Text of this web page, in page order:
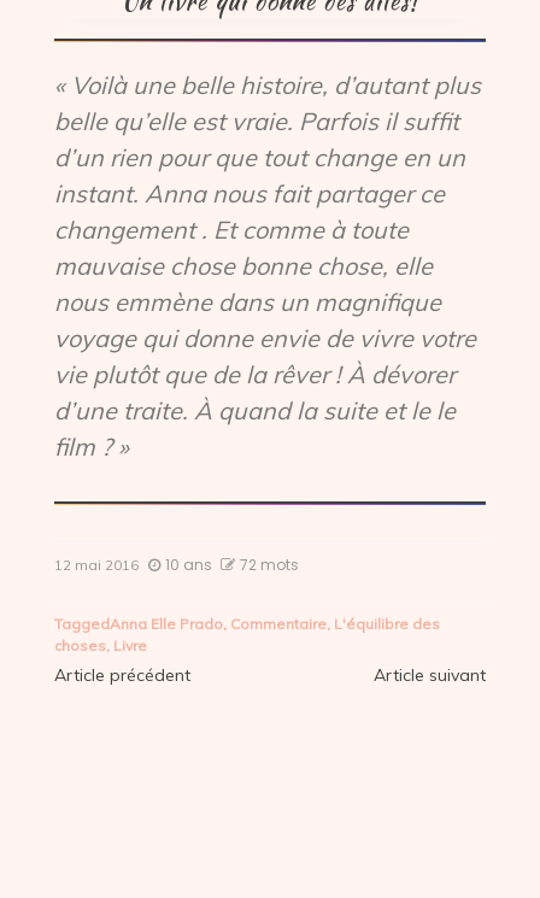
« Voilà une belle histoire, d’autant plus
belle qu’elle est vraie. Parfois il suffit
d’un rien pour que tout change en un
instant. Anna nous fait partager ce
changement . Et comme à toute
mauvaise chose bonne chose, elle
nous emmène dans un magnifique
voyage qui donne envie de vivre votre
vie plutôt que de la rêver ! À dévorer
d’une traite. À quand la suite et le le
film ? »
12 mai 2016 10 ans 72 mots
TaggedAnna Elle Prado, Commentaire, L'équilibre des
choses, Livre
Navigation
Article précédent Article suivant